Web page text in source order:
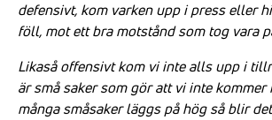
defensivt, kom varken upp i press eller
föll, mot ett bra motstånd som tog vara
Likaså offensivt kom vi inte alls upp i
är små saker som gör att vi inte kommer
många småsaker läggs på hög så blir